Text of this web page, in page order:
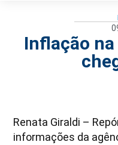
Inflação
Renata Giraldi –
informações da